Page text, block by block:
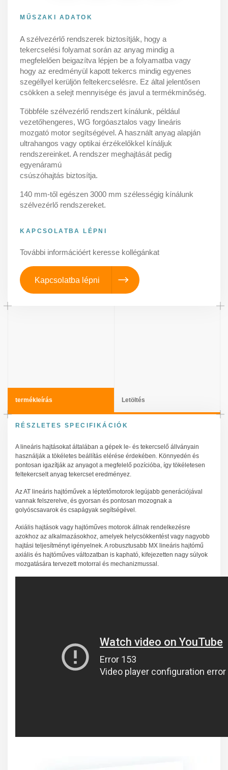
MŰSZAKI ADATOK
A szélvezérlő rendszerek biztosítják, hogy a
tekercselési folyamat során az anyag mindig a
megfelelően beigazítva lépjen be a folyamatba vagy
hogy az eredményül kapott tekercs mindig egyenes
szegéllyel kerüljön feltekercselésre. Ez által jelentősen
csökken a selejt mennyisége és javul a termékminőség.
Többféle szélvezérlő rendszert kínálunk, például
vezetőhengeres, WG forgóasztalos vagy lineáris
mozgató motor segítségével. A használt anyag alapján
ultrahangos vagy optikai érzékelőkkel kínáljuk
rendszereinket. A rendszer meghajtását pedig
egyenáramú
csúszóhajtás biztosítja.
140 mm-től egészen 3000 mm szélességig kínálunk
szélvezérlő rendszereket.
KAPCSOLATBA LÉPNI
További információért keresse kollégánkat
Kapcsolatba lépni
termékleírás Letöltés
RÉSZLETES SPECIFIKÁCIÓK
A lineáris hajtásokat általában a gépek le- és tekercselő állványain
használják a tökéletes beállítás elérése érdekében. Könnyedén és
pontosan igazítják az anyagot a megfelelő pozícióba, így tökéletesen
feltekercselt anyag tekercset eredményez.
Az AT lineáris hajtóművek a léptetőmotorok legújabb generációjával
vannak felszerelve, és gyorsan és pontosan mozognak a
golyóscsavarok és csapágyak segítségével.
Axiális hajtások vagy hajtóműves motorok állnak rendelkezésre
azokhoz az alkalmazásokhoz, amelyek helycsökkentést vagy nagyobb
hajtási teljesítményt igényelnek. A robusztusabb MX lineáris hajtómű
axiális és hajtóműves változatban is kapható, kifejezetten nagy súlyok
mozgatására tervezett motorral és mechanizmussal.